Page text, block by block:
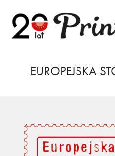
EUROPEJSKA